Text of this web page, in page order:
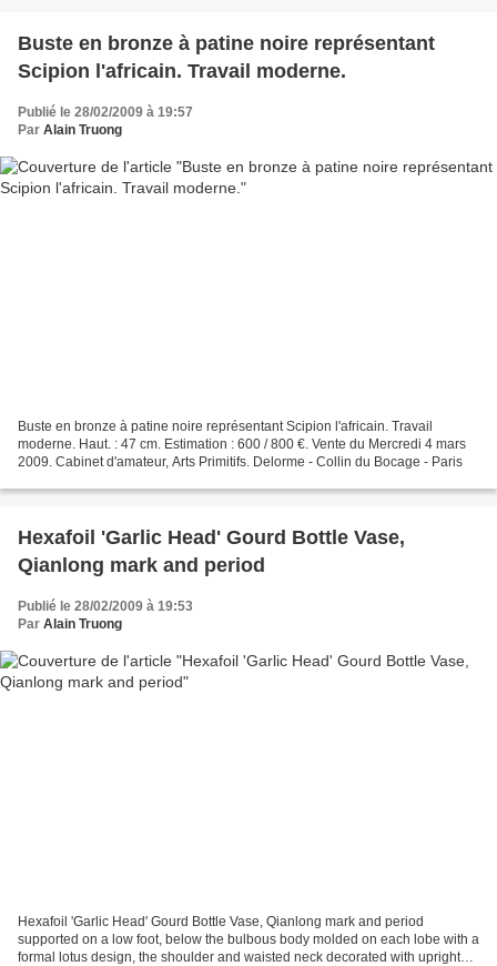
Buste en bronze à patine noire représentant
Scipion l'africain. Travail moderne.
Publié le 28/02/2009 à 19:57
Par Alain Truong
Buste en bronze à patine noire représentant Scipion l'africain. Travail
moderne. Haut. : 47 cm. Estimation : 600 / 800 €. Vente du Mercredi 4 mars
2009. Cabinet d'amateur, Arts Primitifs. Delorme - Collin du Bocage - Paris
Hexafoil 'Garlic Head' Gourd Bottle Vase,
Qianlong mark and period
Publié le 28/02/2009 à 19:53
Par Alain Truong
Hexafoil 'Garlic Head' Gourd Bottle Vase, Qianlong mark and period
supported on a low foot, below the bulbous body molded on each lobe with a
formal lotus design, the shoulder and waisted neck decorated with upright